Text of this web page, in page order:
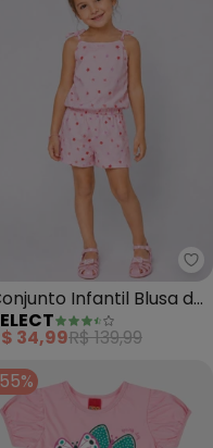
Infantil Menina
Infantil Blusa de
e Short (Rosa)
34,99R$ 139,99